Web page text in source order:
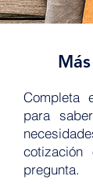
Completa
para
cotización
pregunta.